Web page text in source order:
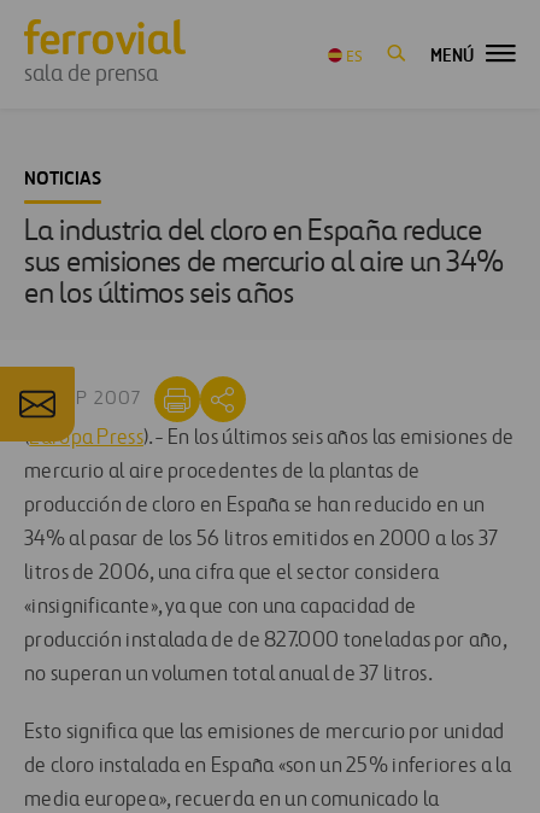
sala de prensa
ES MENÚ
NOTICIAS
La industria del cloro en España reduce
sus emisiones de mercurio al aire un 34%
en los últimos seis años
20 SEP 2007
(Europa Press).- En los últimos seis años las emisiones de
mercurio al aire procedentes de la plantas de
producción de cloro en España se han reducido en un
34% al pasar de los 56 litros emitidos en 2000 a los 37
litros de 2006, una cifra que el sector considera
«insignificante», ya que con una capacidad de
producción instalada de de 827.000 toneladas por año,
no superan un volumen total anual de 37 litros.
Esto significa que las emisiones de mercurio por unidad
de cloro instalada en España «son un 25% inferiores a la
media europea», recuerda en un comunicado la